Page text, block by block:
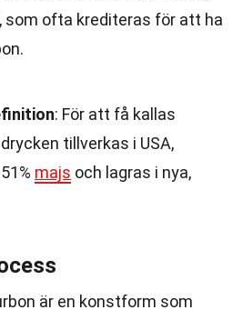
som ofta krediteras för att ha
: För att få kallas
tillverkas i USA,
majs och lagras i nya,
är en konstform som